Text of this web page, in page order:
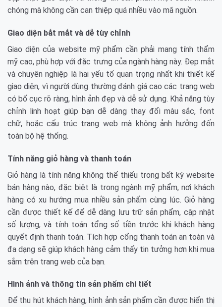
chóng mà không cần can thiệp quá nhiều vào mã nguồn.
Giao diện bắt mắt và dễ tùy chỉnh
Giao diện của website mỹ phẩm cần phải mang tính thẩm
mỹ cao, phù hợp với đặc trưng của ngành hàng này. Đẹp mắt
và chuyên nghiệp là hai yếu tố quan trọng nhất khi thiết kế
giao diện, vì người dùng thường đánh giá cao các trang web
có bố cục rõ ràng, hình ảnh đẹp và dễ sử dụng. Khả năng tùy
chỉnh linh hoạt giúp bạn dễ dàng thay đổi màu sắc, font
chữ, hoặc cấu trúc trang web mà không ảnh hưởng đến
toàn bộ hệ thống.
Tính năng giỏ hàng và thanh toán
Giỏ hàng là tính năng không thể thiếu trong bất kỳ website
bán hàng nào, đặc biệt là trong ngành mỹ phẩm, nơi khách
hàng có xu hướng mua nhiều sản phẩm cùng lúc. Giỏ hàng
cần được thiết kế để dễ dàng lưu trữ sản phẩm, cập nhật
số lượng, và tính toán tổng số tiền trước khi khách hàng
quyết định thanh toán. Tích hợp cổng thanh toán an toàn và
đa dạng sẽ giúp khách hàng cảm thấy tin tưởng hơn khi mua
sắm trên trang web của bạn.
Hình ảnh và thông tin sản phẩm chi tiết
Để thu hút khách hàng, hình ảnh sản phẩm cần được hiển thị